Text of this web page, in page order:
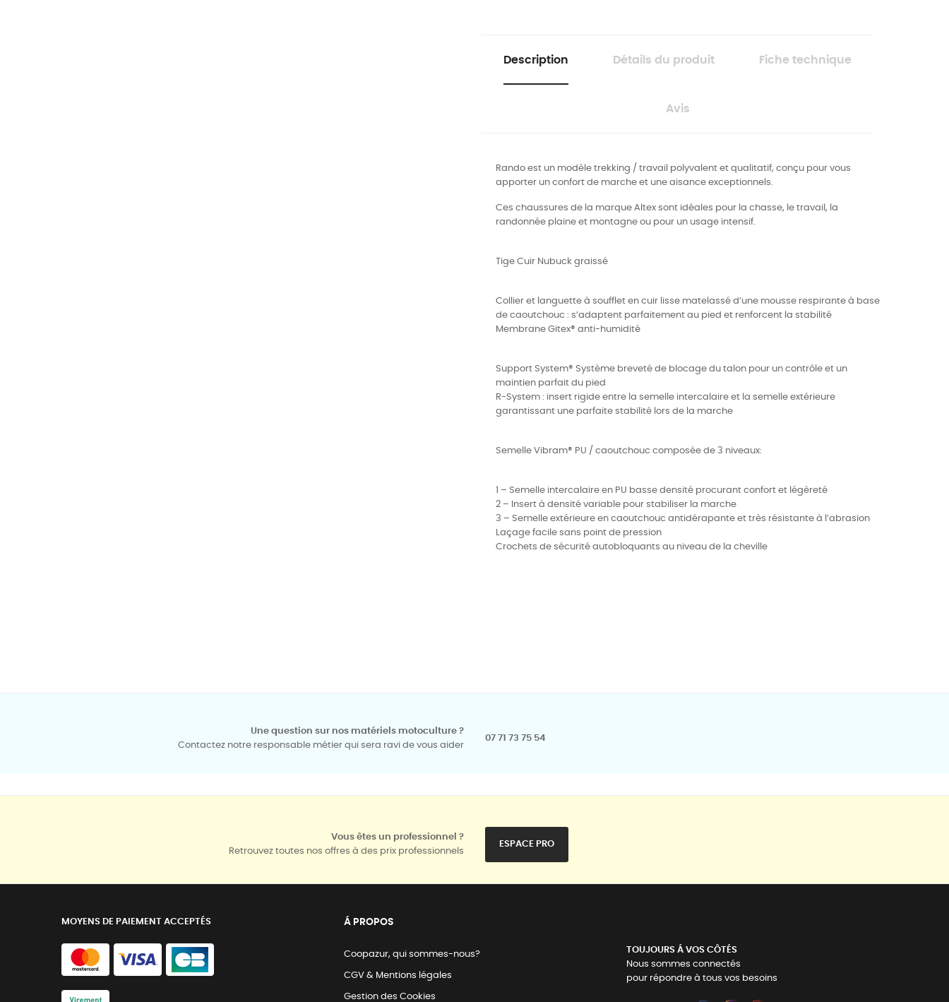
Description Détails du produit Fiche technique
Avis
Rando est un modèle trekking / travail polyvalent et qualitatif, conçu pour vous
apporter un confort de marche et une aisance exceptionnels.
Ces chaussures de la marque Altex sont idéales pour la chasse, le travail, la
randonnée plaine et montagne ou pour un usage intensif.
Tige Cuir Nubuck graissé
Collier et languette à soufflet en cuir lisse matelassé d’une mousse respirante à base
de caoutchouc : s’adaptent parfaitement au pied et renforcent la stabilité
Membrane Gitex® anti-humidité
Support System® Système breveté de blocage du talon pour un contrôle et un
maintien parfait du pied
R-System : insert rigide entre la semelle intercalaire et la semelle extérieure
garantissant une parfaite stabilité lors de la marche
Semelle Vibram® PU / caoutchouc composée de 3 niveaux:
1 – Semelle intercalaire en PU basse densité procurant confort et légèreté
2 – Insert à densité variable pour stabiliser la marche
3 – Semelle extérieure en caoutchouc antidérapante et très résistante à l’abrasion
Laçage facile sans point de pression
Crochets de sécurité autobloquants au niveau de la cheville
Une question sur nos matériels motoculture ?
Contactez notre responsable métier qui sera ravi de vous aider
07 71 73 75 54
Vous êtes un professionnel ?
Retrouvez toutes nos offres à des prix professionnels
ESPACE PRO
MOYENS DE PAIEMENT ACCEPTÉS Á PROPOS
Coopazur, qui sommes-nous?
CGV & Mentions légales
Gestion des Cookies
TOUJOURS Á VOS CÔTÉS
Nous sommes connectés
pour répondre à tous vos besoins